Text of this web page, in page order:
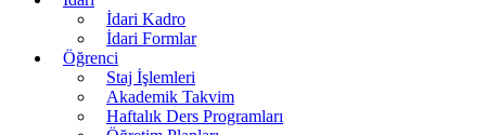
İdari Kadro
İdari Formlar
Öğrenci
Staj İşlemleri
Akademik Takvim
Haftalık Ders Programları